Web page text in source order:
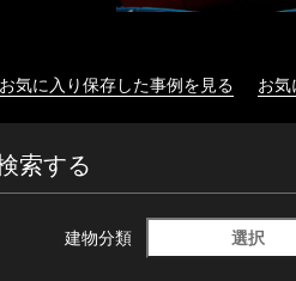
気に入り保存した事例を見る お
索する
建物分類 選択